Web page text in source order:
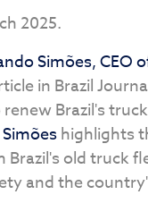
2025.
Simões, CEO
in Brazil
Brazil's
highlights
Brazil's old truck
and the